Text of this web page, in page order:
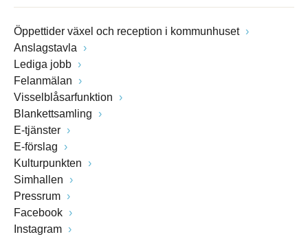
Öppettider växel och reception i kommunhuset
Anslagstavla
Lediga jobb
Felanmälan
Visselblåsarfunktion
Blankettsamling
E-tjänster
E-förslag
Kulturpunkten
Simhallen
Pressrum
Facebook
Instagram